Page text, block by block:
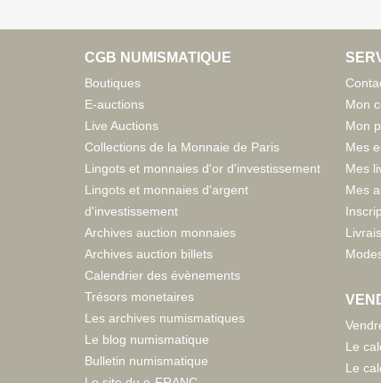
CGB NUMISMATIQUE
Boutiques
E-auctions
Live Auctions
Collections de la Monnaie de Paris
Lingots et monnaies d'or d'investissement
Lingots et monnaies d'argent
d'investissement
Archives auction monnaies
Archives auction billets
Calendrier des évènements
Trésors monetaires
Les archives numismatiques
Le blog numismatique
Bulletin numismatique
Mon
Mon
Mes
Mes
Mes
Le
Le